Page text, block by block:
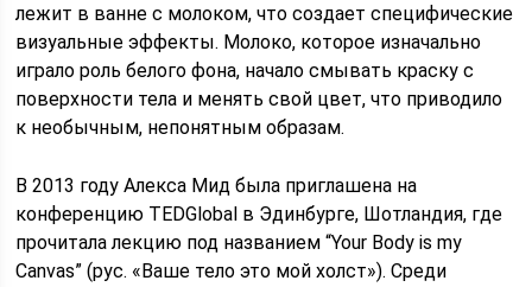
лежит в ванне с молоком, что создает специфические
визуальные эффекты. Молоко, которое изначально
играло роль белого фона, начало смывать краску с
поверхности тела и менять свой цвет, что приводило
к необычным, непонятным образам.
В 2013 году Алекса Мид была приглашена на
конференцию TEDGlobal в Эдинбурге, Шотландия, где
прочитала лекцию под названием “Your Body is my
Canvas” (рус. «Ваше тело это мой холст»). Среди